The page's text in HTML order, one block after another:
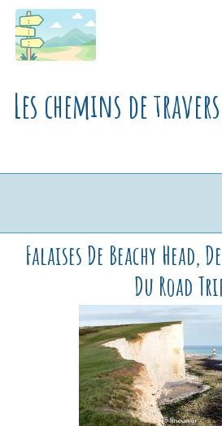
Les chemins de
Falaises De Beachy Head,
Du Road